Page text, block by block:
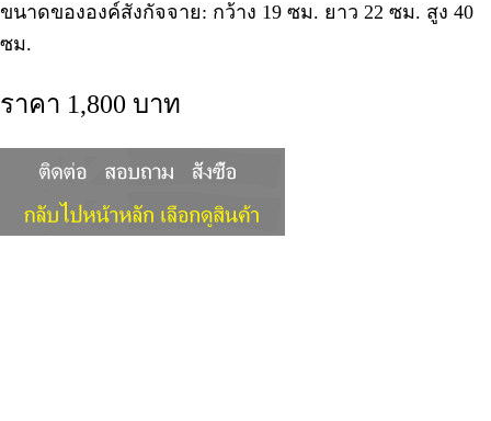
ขนาดขององค์สังกัจจาย: กว้าง 19 ซม. ยาว 22 ซม. สูง 40
ซม.
ราคา 1,800 บาท